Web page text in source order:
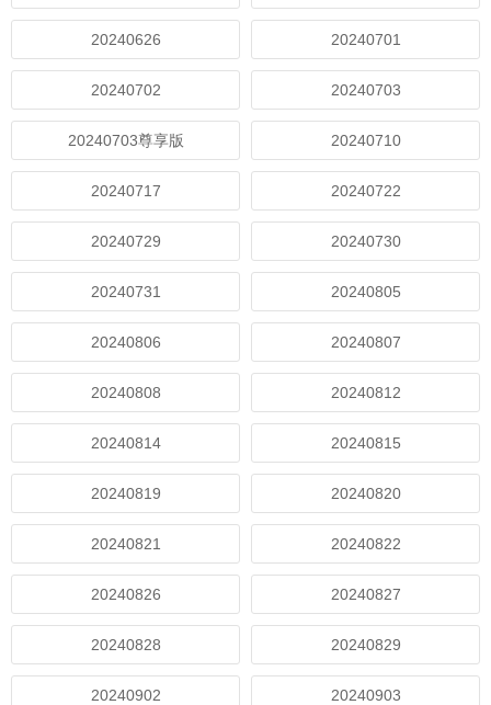
20240626 20240701
20240702 20240703
20240703尊享版 20240710
20240717 20240722
20240729 20240730
20240731 20240805
20240806 20240807
20240808 20240812
20240814 20240815
20240819 20240820
20240821 20240822
20240826 20240827
20240828 20240829
20240902 20240903